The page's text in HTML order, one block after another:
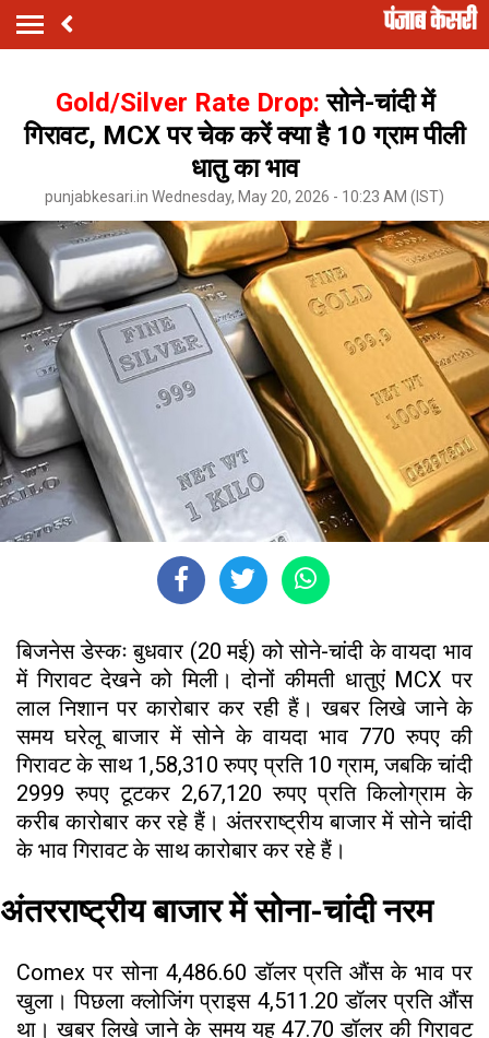
Gold/Silver Rate Drop:सोने-चांदी में
गिरावट, MCX पर चेक करें क्या है 10 ग्राम पीली
धातु का भाव
punjabkesari.in Wednesday, May 20, 2026 - 10:23 AM (IST)
बिजनेस डेस्कः बुधवार (20 मई) को सोने-चांदी के वायदा भाव
में गिरावट देखने को मिली। दोनों कीमती धातुएं MCX पर
लाल निशान पर कारोबार कर रही हैं। खबर लिखे जाने के
समय घरेलू बाजार में सोने के वायदा भाव 770 रुपए की
गिरावट के साथ 1,58,310 रुपए प्रति 10 ग्राम, जबकि चांदी
2999 रुपए टूटकर 2,67,120 रुपए प्रति किलोग्राम के
करीब कारोबार कर रहे हैं। अंतरराष्ट्रीय बाजार में सोने चांदी
के भाव गिरावट के साथ कारोबार कर रहे हैं।
अंतरराष्ट्रीय बाजार में सोना-चांदी नरम
Comex पर सोना 4,486.60 डॉलर प्रति औंस के भाव पर
खुला। पिछला क्लोजिंग प्राइस 4,511.20 डॉलर प्रति औंस
था। खबर लिखे जाने के समय यह 47.70 डॉलर की गिरावट